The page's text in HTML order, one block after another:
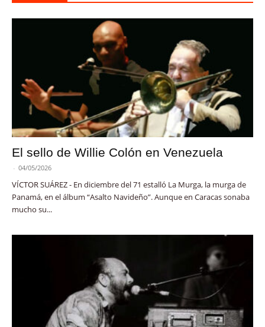
El sello de Willie Colón en Venezuela
- 04/05/2026
VÍCTOR SUÁREZ - En diciembre del 71 estalló La Murga, la murga de
Panamá, en el álbum “Asalto Navideño”. Aunque en Caracas sonaba
mucho su...